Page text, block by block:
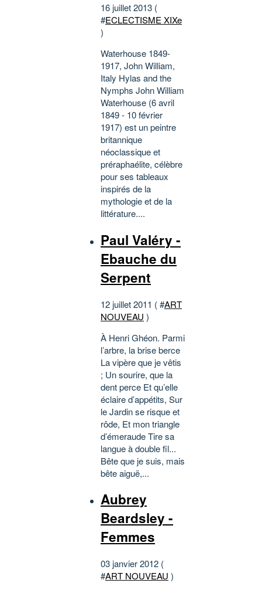
16 juillet 2013 (
#ECLECTISME XIXe
)
Waterhouse 1849-
1917, John William,
Italy Hylas and the
Nymphs John William
Waterhouse (6 avril
1849 - 10 février
1917) est un peintre
britannique
néoclassique et
préraphaélite, célèbre
pour ses tableaux
inspirés de la
mythologie et de la
littérature....
Paul Valéry -
Ebauche du
Serpent
12 juillet 2011 ( #ART
NOUVEAU )
À Henri Ghéon. Parmi
l’arbre, la brise berce
La vipère que je vêtis
; Un sourire, que la
dent perce Et qu’elle
éclaire d’appétits, Sur
le Jardin se risque et
rôde, Et mon triangle
d’émeraude Tire sa
langue à double fil...
Bête que je suis, mais
bête aiguë,...
Aubrey
Beardsley -
Femmes
03 janvier 2012 (
#ART NOUVEAU )